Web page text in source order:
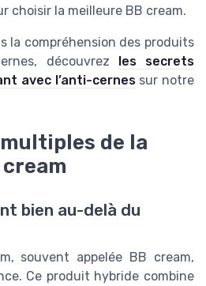
choisir la meilleure BB cream.
la compréhension des produits
découvrez
les secrets
avec l’anti-cernessur notre
de la
bien au-delà du
souvent appelée BB cream,
Ce produit hybride combine